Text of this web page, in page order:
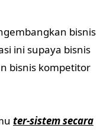
bisnis
ini supaya bisnis
bisnis kompetitor
ter-sistem secara